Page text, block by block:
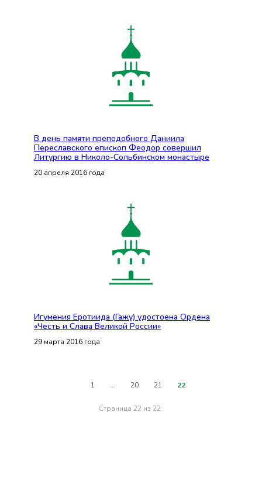
В день памяти преподобного Даниила
Переславского епископ Феодор совершил
Литургию в Николо-Сольбинском монастыре
20 апреля 2016 года
Игумения Еротиида (Гажу) удостоена Ордена
«Честь и Слава Великой России»
29 марта 2016 года
1 ... 20 21 22
Страница 22 из 22